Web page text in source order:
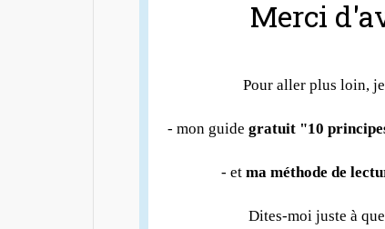
Merci
Pour aller plus loin,
- mon guide gratuit "10
- et ma méthode de
Dites-moi juste à